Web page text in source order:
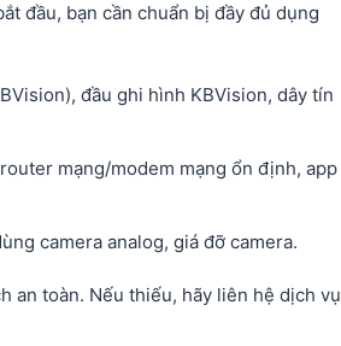
đầu, bạn cần chuẩn bị đầy đủ dụng
đầu ghi hình KBVision, dây tín
mạng/modem mạng ổn định, app
camera analog, giá đỡ camera.​
an toàn. Nếu thiếu, hãy liên hệ dịch vụ